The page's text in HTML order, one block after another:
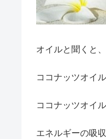
オイルと聞くと
ココナッツオイ
ココナッツオイ
エネルギーの吸